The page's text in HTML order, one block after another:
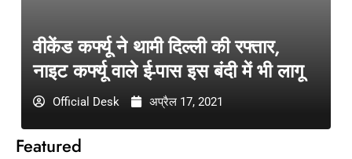
Featured
वीकेंड कर्फ्यू ने थामी दिल्ली की रफ्तार,
नाइट कर्फ्यू वाले ई-पास इस बंदी में भी लागू
Official Desk अप्रैल 17, 2021